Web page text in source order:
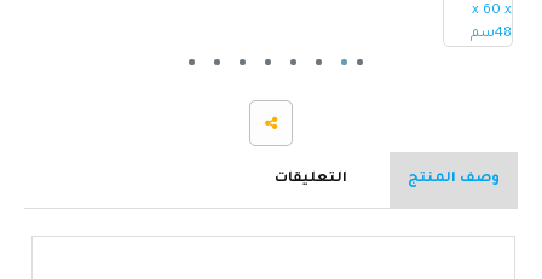
وصف المنتج التعليقات